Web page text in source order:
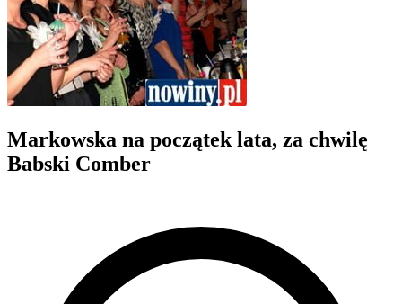
Markowska na początek lata, za chwilę
Babski Comber